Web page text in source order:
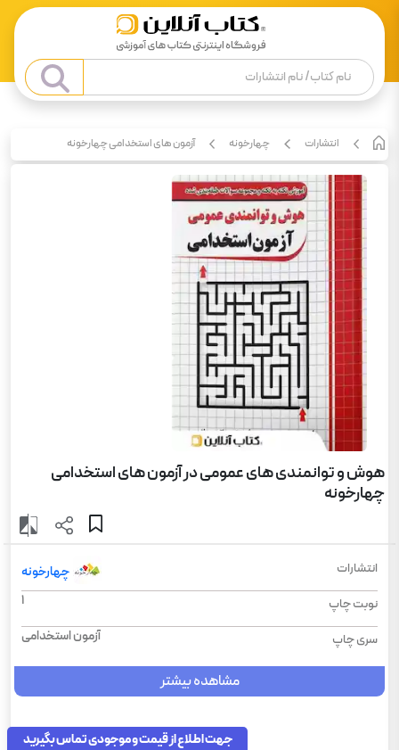
انتشارات چهارخونه آزمون های استخدامی چهارخونه
هوش و توانمندی های عمومی در آزمون های استخدامی
چهارخونه
انتشارات
چهارخونه
نوبت چاپ
1
سری چاپ آزمون استخدامی
مشاهده بیشتر
جهت اطلاع از قیمت و موجودی تماس بگیرید